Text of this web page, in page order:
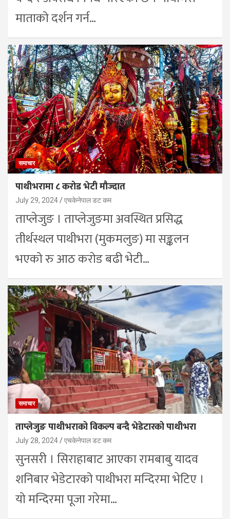
माताको दर्शन गर्न…
समाचार
पाथीभरामा ८ करोड भेटी मौज्दात
July 29, 2024 एचकेनेपाल डट कम
ताप्लेजुङ । ताप्लेजुङमा अवस्थित प्रसिद्ध
तीर्थस्थल पाथीभरा (मुकमलुङ) मा सङ्कलन
भएको रु आठ करोड बढी भेटी…
समाचार
ताप्लेजुङ पाथीभराको विकल्प बन्दै भेडेटारको पाथीभरा
July 28, 2024 एचकेनेपाल डट कम
सुनसरी । सिराहाबाट आएका रामबाबु यादव
शनिबार भेडेटारको पाथीभरा मन्दिरमा भेटिए ।
यो मन्दिरमा पूजा गरेमा…